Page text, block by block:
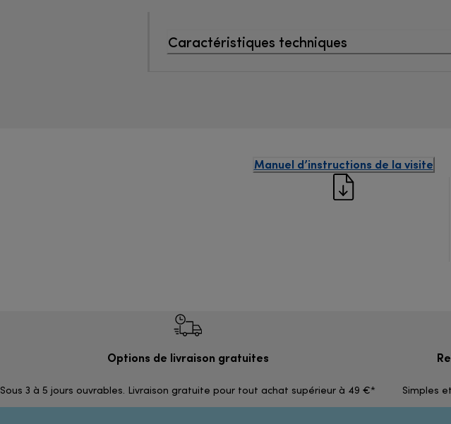
Caractéristiques techniques
Manuel d’instructions de la visite
Options de livraison gratuites
Sous 3 à 5 jours ouvrables. Livraison gratuite pour tout achat supérieur à 49 €* Simples